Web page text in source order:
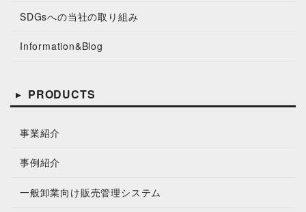
SDGsへの当社の取り組み
Information&Blog
PRODUCTS
事業紹介
事例紹介
一般卸業向け販売管理システム